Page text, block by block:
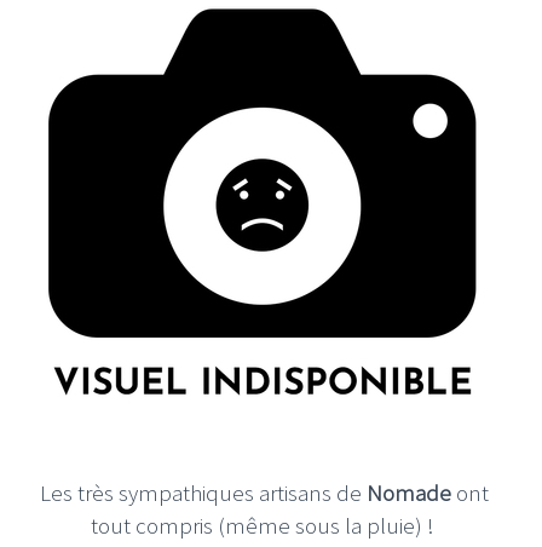
Les très sympathiques artisans de Nomade ont
tout compris (même sous la pluie) !